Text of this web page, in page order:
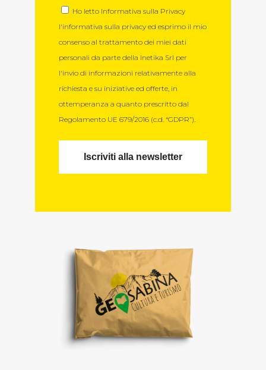
Ho letto Informativa sulla Privacy
l'informativa sulla privacy ed esprimo il mio
consenso al trattamento dei miei dati
personali da parte della Inetika Srl per
l'invio di informazioni relativamente alla
richiesta e su iniziative ed offerte, in
ottemperanza a quanto prescritto dal
Regolamento UE 679/2016 (c.d. “GDPR”).